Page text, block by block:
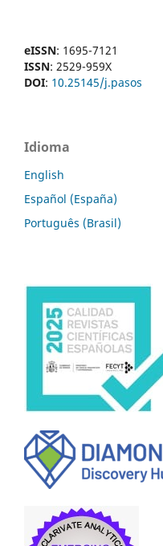
eISSN: 1695-7121
ISSN: 2529-959X
DOI: 10.25145/j.pasos
Idioma
English
Español (España)
Português (Brasil)